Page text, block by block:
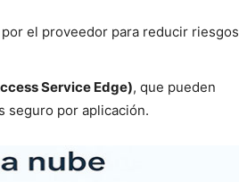
el proveedor para reducir riesgos
Service Edge), que pueden
seguro por aplicación.